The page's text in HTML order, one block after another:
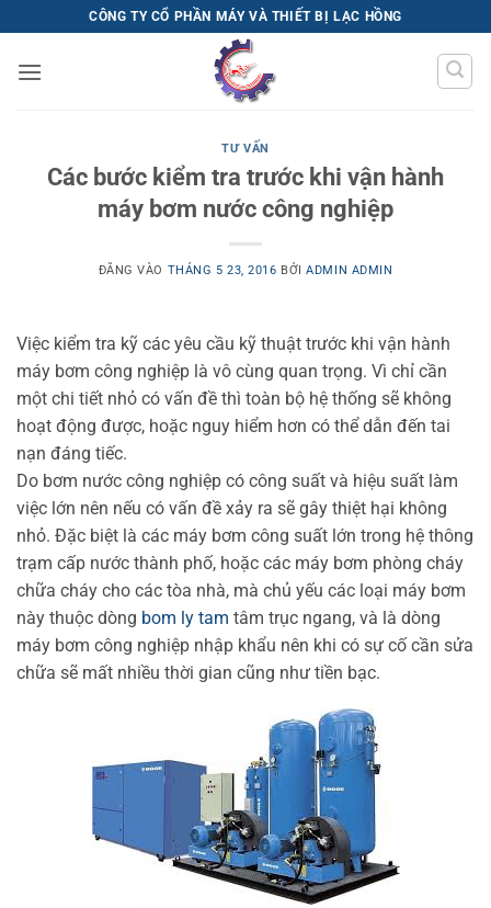
qua
nội
CÔNG TY CỔ PHẦN MÁY VÀ THIẾT BỊ LẠC HỒNG
TƯ VẤN
Các bước kiểm tra trước khi vận hành
máy bơm nước công nghiệp
ĐĂNG VÀO THÁNG 5 23, 2016 BỞIADMIN ADMIN
Việc kiểm tra kỹ các yêu cầu kỹ thuật trước khi vận hành
máy bơm công nghiệp là vô cùng quan trọng. Vì chỉ cần
một chi tiết nhỏ có vấn đề thì toàn bộ hệ thống sẽ không
hoạt động được, hoặc nguy hiểm hơn có thể dẫn đến tai
nạn đáng tiếc.
Do bơm nước công nghiệp có công suất và hiệu suất làm
việc lớn nên nếu có vấn đề xảy ra sẽ gây thiệt hại không
nhỏ. Đặc biệt là các máy bơm công suất lớn trong hệ thông
trạm cấp nước thành phố, hoặc các máy bơm phòng cháy
chữa cháy cho các tòa nhà, mà chủ yếu các loại máy bơm
này thuộc dòng bom ly tam tâm trục ngang, và là dòng
máy bơm công nghiệp nhập khẩu nên khi có sự cố cần sửa
chữa sẽ mất nhiều thời gian cũng như tiền bạc.